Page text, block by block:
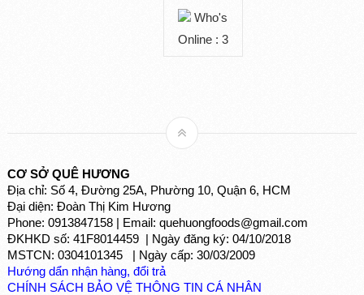
Who's
Online : 3
CƠ SỞ QUÊ HƯƠNG
Địa chỉ: Số 4, Đường 25A, Phường 10, Quận 6, HCM
Đại diện: Đoàn Thị Kim Hương
Phone: 0913847158 | Email: quehuongfoods@gmail.com
ĐKHKD số: 41F8014459 | Ngày đăng ký: 04/10/2018
MSTCN: 0304101345 | Ngày cấp: 30/03/2009
Hướng dẩn nhận hàng, đổi trả
CHÍNH SÁCH BẢO VỆ THÔNG TIN CÁ NHÂN